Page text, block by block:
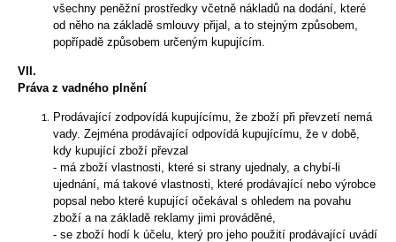
všechny peněžní prostředky včetně nákladů na dodání, které
od něho na základě smlouvy přijal, a to stejným způsobem,
popřípadě způsobem určeným kupujícím.
VII.
Práva z vadného plnění
Prodávající zodpovídá kupujícímu, že zboží při převzetí nemá
vady. Zejména prodávající odpovídá kupujícímu, že v době,
kdy kupující zboží převzal
- má zboží vlastnosti, které si strany ujednaly, a chybí-li
ujednání, má takové vlastnosti, které prodávající nebo výrobce
popsal nebo které kupující očekával s ohledem na povahu
zboží a na základě reklamy jimi prováděné,
- se zboží hodí k účelu, který pro jeho použití prodávající uvádí